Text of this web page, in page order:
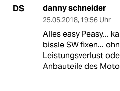
DS danny schneider
25.05.2018, 19:56 Uhr
Alles easy Peasy...
bissle SW fixen...
Leistungsverlust
Anbauteile des